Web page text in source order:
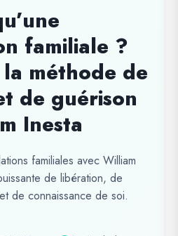
familiale ?
méthode de
de guérison
Inesta
familiales avec William
de libération, de
de connaissance de soi.